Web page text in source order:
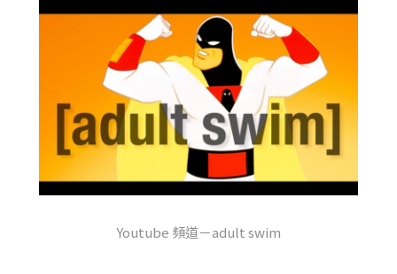
Youtube 頻道－adult swim